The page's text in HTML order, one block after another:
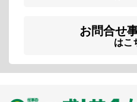
お問合せ
はこ